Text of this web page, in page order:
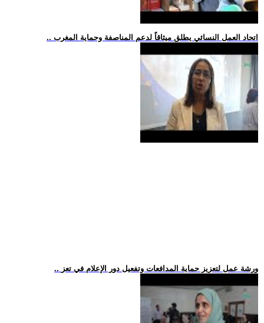
.. اتحاد العمل النسائي يطلق ميثاقاً لدعم المناصفة وحماية المغرب
.. ورشة عمل لتعزيز حماية المدافعات وتفعيل دور الإعلام في تعز